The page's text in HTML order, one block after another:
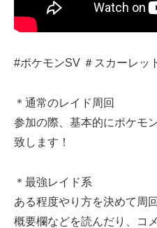
#ポケモンSV ＃スカーレッ
＊通常のレイド周回
参加の際、基本的にポケモ
致します！
＊最強レイド系
ある程度やり方を決めて周
概要欄などを読んだり、コ